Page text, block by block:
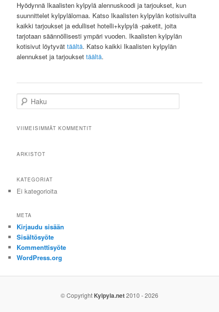
Hyödynnä Ikaalisten kylpylä alennuskoodi ja tarjoukset, kun
suunnittelet kylpylälomaa. Katso Ikaalisten kylpylän kotisivuilta
kaikki tarjoukset ja edulliset hotelli+kylpylä -paketit, joita
tarjotaan säännöllisesti ympäri vuoden. Ikaalisten kylpylän
kotisivut löytyvättäältä. Katso kaikki Ikaalisten kylpylän
alennukset ja tarjouksettäältä.
Haku
VIIMEISIMMÄT KOMMENTIT
ARKISTOT
KATEGORIAT
Ei kategorioita
META
Kirjaudu sisään
Sisältösyöte
Kommenttisyöte
WordPress.org
© Copyright Kylpyla.net2010 - 2026